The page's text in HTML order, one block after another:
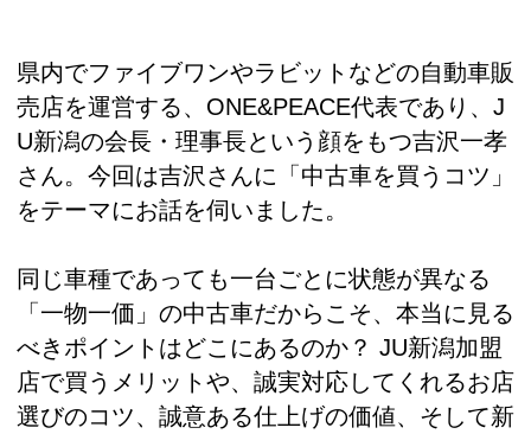
県内でファイブワンやラビットなどの自動車販
売店を運営する、ONE&PEACE代表であり、J
U新潟の会長・理事長という顔をもつ吉沢一孝
さん。今回は吉沢さんに「中古車を買うコツ」
をテーマにお話を伺いました。
同じ車種であっても一台ごとに状態が異なる
「一物一価」の中古車だからこそ、本当に見る
べきポイントはどこにあるのか？ JU新潟加盟
店で買うメリットや、誠実対応してくれるお店
選びのコツ、誠意ある仕上げの価値、そして新